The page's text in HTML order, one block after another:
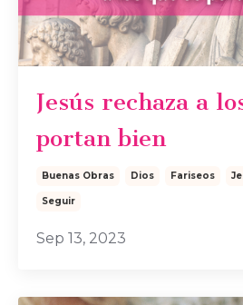
Jesús rechaza a
portan bien
Buenas Obras Dios Fariseos
Seguir
Sep 13, 2023